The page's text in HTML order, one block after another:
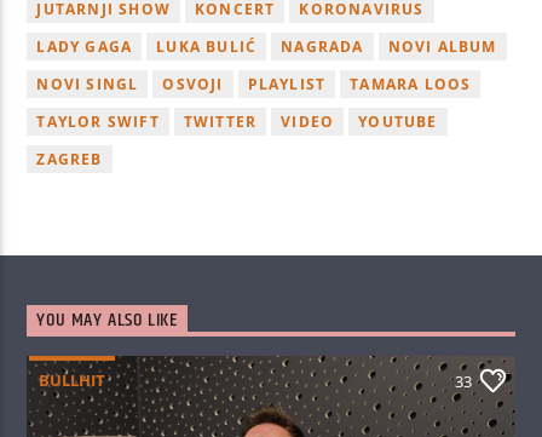
JUTARNJI SHOW
KONCERT
KORONAVIRUS
LADY GAGA
LUKA BULIĆ NAGRADA
NOVI ALBUM
NOVI SINGL
OSVOJI PLAYLIST
TAMARA LOOS
TAYLOR SWIFT
TWITTER VIDEO
YOUTUBE
ZAGREB
YOU MAY ALSO LIKE
BULLHIT 33